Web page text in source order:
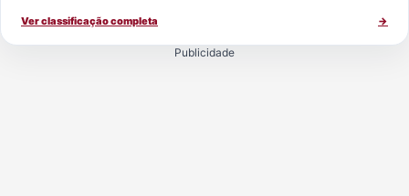
Ver classificação completa →
Publicidade